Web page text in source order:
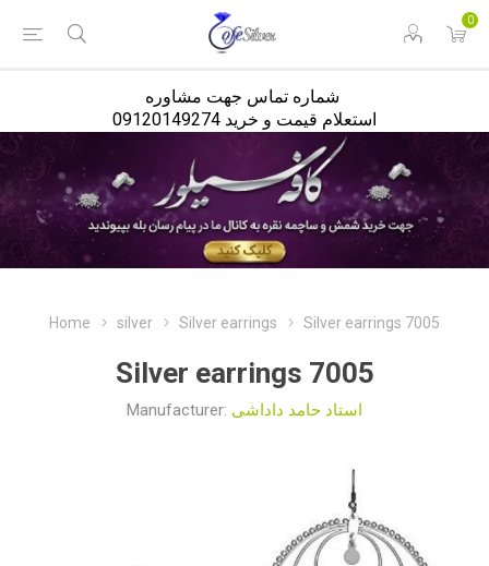
0
استعلام قیمت و خرید 09120149274
Home silver Silver earrings Silver earrings 7005
Silver earrings 7005
Manufacturer: استاد حامد داداشی